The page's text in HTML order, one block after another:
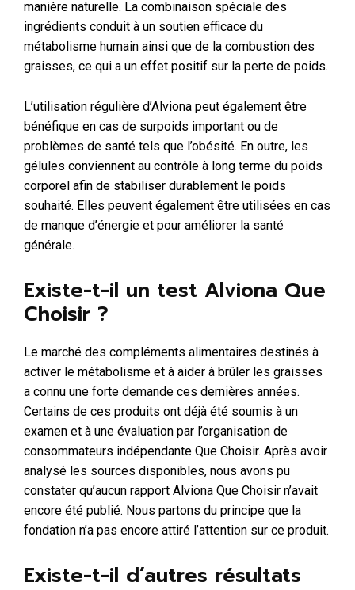
manière naturelle. La combinaison spéciale des
ingrédients conduit à un soutien efficace du
métabolisme humain ainsi que de la combustion des
graisses, ce qui a un effet positif sur la perte de poids.
L’utilisation régulière d’Alviona peut également être
bénéfique en cas de surpoids important ou de
problèmes de santé tels que l’obésité. En outre, les
gélules conviennent au contrôle à long terme du poids
corporel afin de stabiliser durablement le poids
souhaité. Elles peuvent également être utilisées en cas
de manque d’énergie et pour améliorer la santé
générale.
Existe-t-il un test Alviona Que
Choisir ?
Le marché des compléments alimentaires destinés à
activer le métabolisme et à aider à brûler les graisses
a connu une forte demande ces dernières années.
Certains de ces produits ont déjà été soumis à un
examen et à une évaluation par l’organisation de
consommateurs indépendante Que Choisir. Après avoir
analysé les sources disponibles, nous avons pu
constater qu’aucun rapport Alviona Que Choisir n’avait
encore été publié. Nous partons du principe que la
fondation n’a pas encore attiré l’attention sur ce produit.
Existe-t-il d’autres résultats